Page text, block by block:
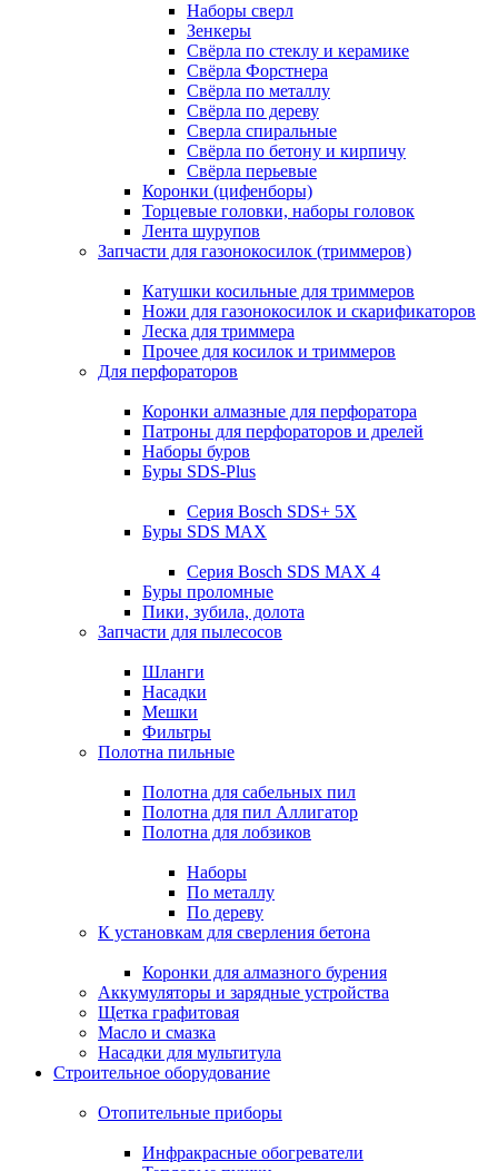
Наборы сверл
Зенкеры
Свёрла по стеклу и керамике
Свёрла Форстнера
Свёрла по металлу
Свёрла по дереву
Сверла спиральные
Свёрла по бетону и кирпичу
Свёрла перьевые
Коронки (цифенборы)
Торцевые головки, наборы головок
Лента шурупов
Запчасти для газонокосилок (триммеров)
Катушки косильные для триммеров
Ножи для газонокосилок и скарификаторов
Леска для триммера
Прочее для косилок и триммеров
Для перфораторов
Коронки алмазные для перфоратора
Патроны для перфораторов и дрелей
Наборы буров
Буры SDS-Plus
Серия Bosch SDS+ 5X
Буры SDS MAX
Серия Bosch SDS MAX 4
Буры проломные
Пики, зубила, долота
Запчасти для пылесосов
Шланги
Насадки
Мешки
Фильтры
Полотна пильные
Полотна для сабельных пил
Полотна для пил Аллигатор
Полотна для лобзиков
Наборы
По металлу
По дереву
К установкам для сверления бетона
Коронки для алмазного бурения
Аккумуляторы и зарядные устройства
Щетка графитовая
Масло и смазка
Насадки для мультитула
Строительное оборудование
Отопительные приборы
Инфракрасные обогреватели